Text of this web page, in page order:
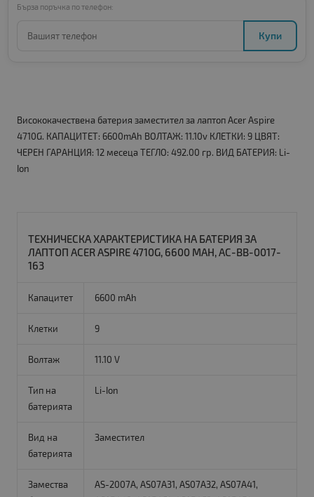
Бърза поръчка по телефон:
Купи
Висококачествена батерия заместител за лаптоп Acer Aspire
4710G. КАПАЦИТЕТ: 6600mAh ВОЛТАЖ: 11.10v КЛЕТКИ: 9 ЦВЯТ:
ЧЕРЕН ГАРАНЦИЯ: 12 месеца ТЕГЛО: 492.00 гр. ВИД БАТЕРИЯ: Li-
Ion
ТЕХНИЧЕСКА ХАРАКТЕРИСТИКА НА БАТЕРИЯ ЗА
ЛАПТОП ACER ASPIRE 4710G, 6600 MAH, AC-BB-0017-
163
Капацитет 6600 mAh
Клетки 9
Волтаж 11.10 V
Тип на
батерията
Li-Ion
Вид на
батерията
Заместител
Замества
AS-2007A, AS07A31, AS07A32, AS07A41,